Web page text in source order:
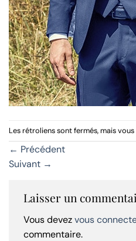
Les rétroliens sont fermés, mais
← Précédent
Suivant →
Laisser un
Vous devezvous
commentaire.